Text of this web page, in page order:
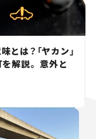
とは？「ヤカン」
を解説。 意外と